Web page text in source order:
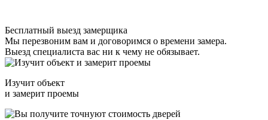
Бесплатный выезд замерщика
Мы перезвоним вам и договоримся о времени замера.
Выезд специалиста вас ни к чему не обязывает.
Изучит объект
и замерит проемы